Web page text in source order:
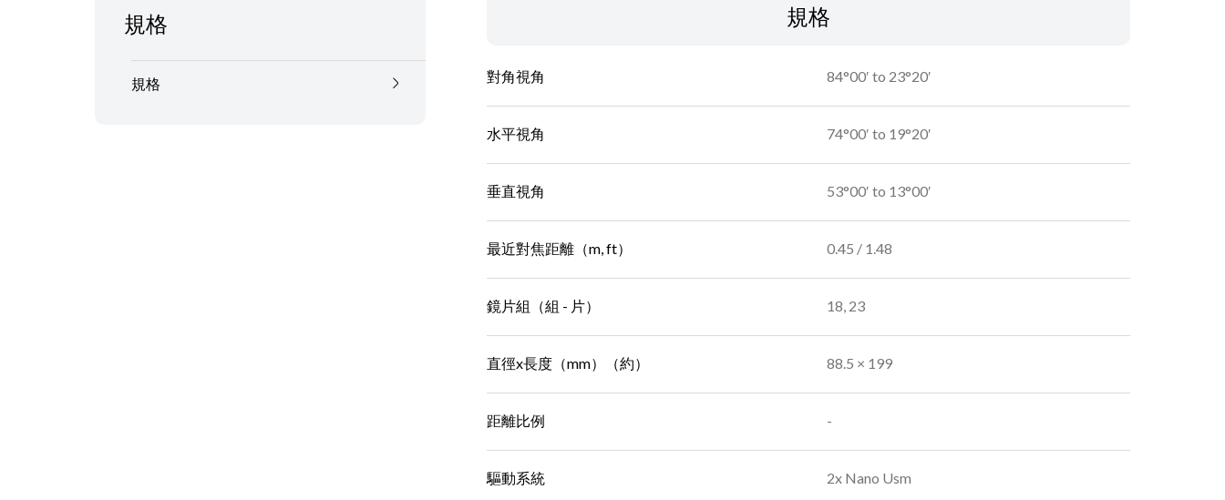
規格
規格
規格
對角視角 84°00′ to 23°20′
水平視角 74°00′ to 19°20′
垂直視角 53°00′ to 13°00′
最近對焦距離（m, ft） 0.45 / 1.48
鏡片組（組 - 片） 18, 23
直徑x長度（mm）（約） 88.5 × 199
距離比例 -
驅動系統 2x Nano Usm